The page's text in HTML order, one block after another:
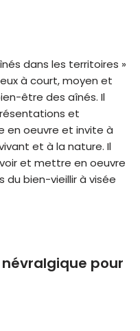
dans les territoires »
à court, moyen et
être des aînés. Il
et
en oeuvre et invite à
et à la nature. Il
et mettre en oeuvre
bien-vieillir à visée
pour